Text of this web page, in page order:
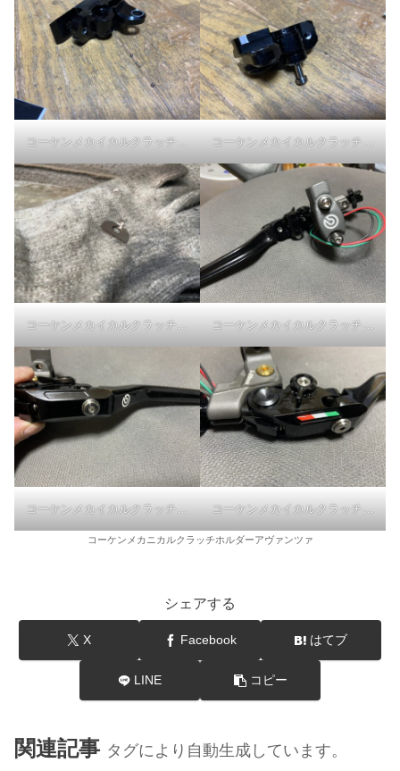
コーケンメカイカルクラッチホルダーアヴァンツァ-小ボールとスプリング コーケンメカイカルクラッチホルダーアヴァンツァ-小ボールとスプリング
コーケンメカイカルクラッチホルダーアヴァンツァ-レバークリップ コーケンメカイカルクラッチホルダーアヴァンツァ-組立済
コーケンメカイカルクラッチホルダーアヴァンツァ-組立済 コーケンメカイカルクラッチホルダーアヴァンツァ-組立済
コーケンメカニカルクラッチホルダーアヴァンツァ
シェアする
X Facebook はてブ
LINE コピー
関連記事 タグにより自動生成しています。